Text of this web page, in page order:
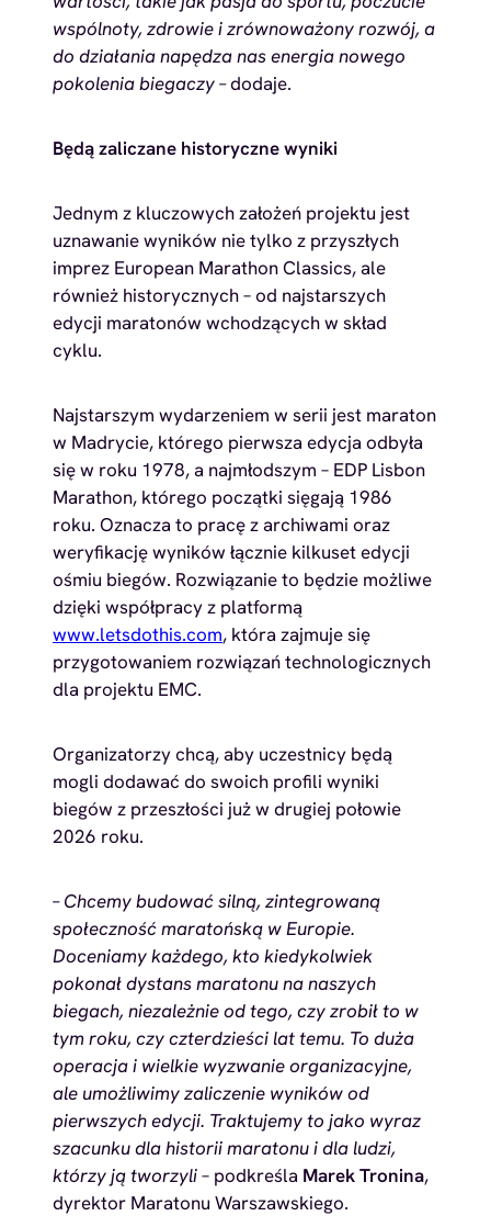
wspólnoty, zdrowie i zrównoważony rozwój, a
do działania napędza nas energia nowego
pokolenia biegaczy –dodaje.
Będą zaliczane historyczne wyniki
Jednym z kluczowych założeń projektu jest
uznawanie wyników nie tylko z przyszłych
imprez European Marathon Classics, ale
również historycznych – od najstarszych
edycji maratonów wchodzących w skład
cyklu.
Najstarszym wydarzeniem w serii jest maraton
w Madrycie, którego pierwsza edycja odbyła
się w roku 1978, a najmłodszym – EDP Lisbon
Marathon, którego początki sięgają 1986
roku. Oznacza to pracę z archiwami oraz
weryfikację wyników łącznie kilkuset edycji
ośmiu biegów. Rozwiązanie to będzie możliwe
dzięki współpracy z platformą
www.letsdothis.com, która zajmuje się
przygotowaniem rozwiązań technologicznych
dla projektu EMC.
Organizatorzy chcą, aby uczestnicy będą
mogli dodawać do swoich profili wyniki
biegów z przeszłości już w drugiej połowie
2026 roku.
– Chcemy budować silną, zintegrowaną
społeczność maratońską w Europie.
Doceniamy każdego, kto kiedykolwiek
pokonał dystans maratonu na naszych
biegach, niezależnie od tego, czy zrobił to w
tym roku, czy czterdzieści lat temu. To duża
operacja i wielkie wyzwanie organizacyjne,
ale umożliwimy zaliczenie wyników od
pierwszych edycji. Traktujemy to jako wyraz
szacunku dla historii maratonu i dla ludzi,
którzy ją tworzyli– podkreśla Marek Tronina,
dyrektor Maratonu Warszawskiego.